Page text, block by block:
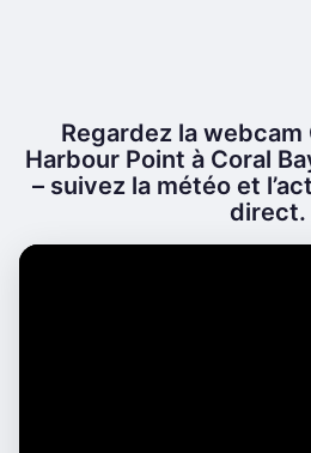
Regardez la webcam
Harbour Point à Coral
– suivez la météo et
direct.